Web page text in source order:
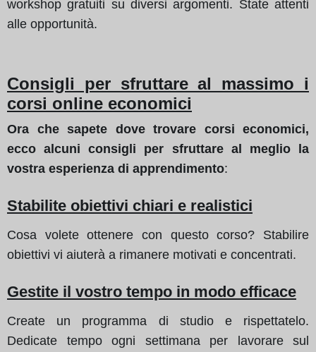
workshop gratuiti su diversi argomenti. State attenti
alle opportunità.
Consigli per sfruttare al massimo i
corsi online economici
Ora che sapete dove trovare corsi economici,
ecco alcuni consigli per sfruttare al meglio la
vostra esperienza di apprendimento:
Stabilite obiettivi chiari e realistici
Cosa volete ottenere con questo corso? Stabilire
obiettivi vi aiuterà a rimanere motivati e concentrati.
Gestite il vostro tempo in modo efficace
Create un programma di studio e rispettatelo.
Dedicate tempo ogni settimana per lavorare sul